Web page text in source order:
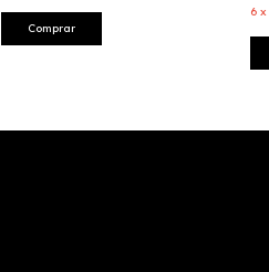
Comprar
6 x